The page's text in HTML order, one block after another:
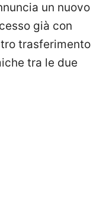
un nuovo
già con
trasferimento
tra le due